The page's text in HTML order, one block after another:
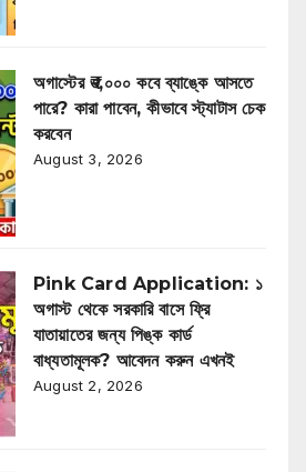
অগাস্টের ₹৩,০০০ কবে ব্যাঙ্কে আসতে
পারে? কারা পাবেন, কীভাবে স্ট্যাটাস চেক
করবেন
August 3, 2026
Pink Card Application: ১
অগাস্ট থেকে সরকারি বাসে ফ্রি
যাতায়াতের জন্য পিঙ্ক কার্ড
বাধ্যতামূলক? আবেদন করুন এখনই
August 2, 2026